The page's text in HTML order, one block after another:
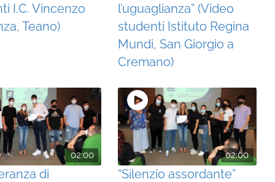
I.C. Vincenzo
Teano)
l’uguaglianza” (Video
studenti Istituto Regina
Mundi, San Giorgio a
Cremano)
02:00
di
02:00
“Silenzio assordante”